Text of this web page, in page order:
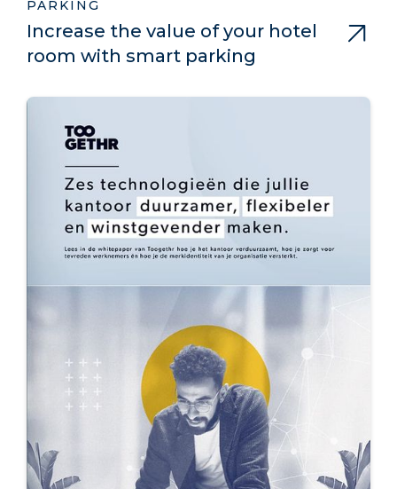
PARKING
Increase the value of your hotel
room with smart parking